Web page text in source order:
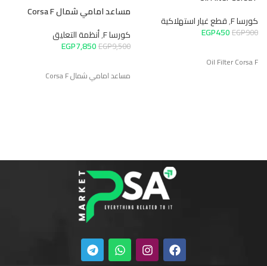
كورسا F ,قطع غيار استهلاكية
EGP900
EGP450
Oil Filter Corsa F
مساعد امامي شمال Corsa F
كورسا F ,أنظمة التعليق
EGP9,500
EGP7,850
مساعد امامي شمال Corsa F